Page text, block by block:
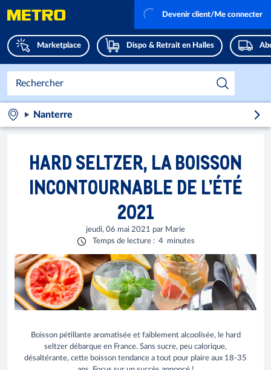
Marketplace Dispo & Retrait en Halles
Devenir client/Me connecter
Nanterre
HARD SELTZER, LA BOISSON
INCONTOURNABLE DE L’ÉTÉ
2021
jeudi, 06 mai 2021 par Marie
Temps de lecture : 4 minutes
Boisson pétillante aromatisée et faiblement alcoolisée, le hard
seltzer débarque en France. Sans sucre, peu calorique,
désaltérante, cette boisson tendance a tout pour plaire aux 18-35